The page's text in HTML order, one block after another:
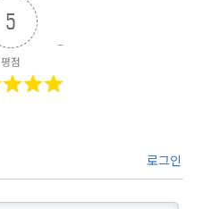
5
평점
로그인